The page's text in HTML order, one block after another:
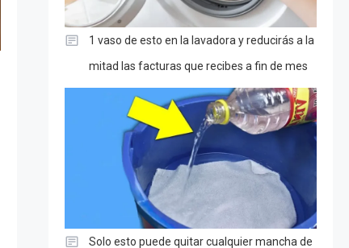
1 vaso de esto en la lavadora y reducirás a la
mitad las facturas que recibes a fin de mes
Solo esto puede quitar cualquier mancha de